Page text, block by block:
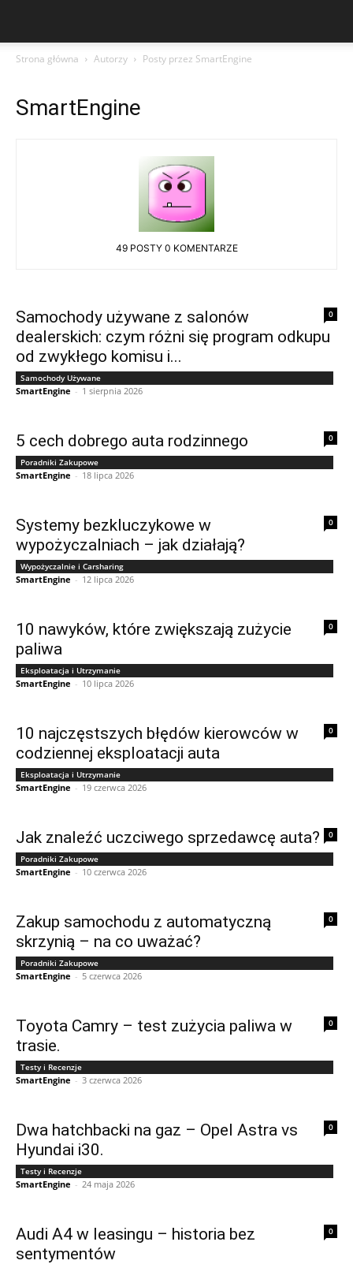
Strona główna Autorzy Posty przez SmartEngine
SmartEngine
49 POSTY 0 KOMENTARZE
0
Samochody używane z salonów
dealerskich: czym różni się program odkupu
od zwykłego komisu i...
Samochody Używane
SmartEngine - 1 sierpnia 2026
0
5 cech dobrego auta rodzinnego
Poradniki Zakupowe
SmartEngine - 18 lipca 2026
0
Systemy bezkluczykowe w
wypożyczalniach – jak działają?
Wypożyczalnie i Carsharing
SmartEngine - 12 lipca 2026
0
10 nawyków, które zwiększają zużycie
paliwa
Eksploatacja i Utrzymanie
SmartEngine - 10 lipca 2026
0
10 najczęstszych błędów kierowców w
codziennej eksploatacji auta
Eksploatacja i Utrzymanie
SmartEngine - 19 czerwca 2026
0
Jak znaleźć uczciwego sprzedawcę auta?
Poradniki Zakupowe
SmartEngine - 10 czerwca 2026
0
Zakup samochodu z automatyczną
skrzynią – na co uważać?
Poradniki Zakupowe
SmartEngine - 5 czerwca 2026
0
Toyota Camry – test zużycia paliwa w
trasie.
Testy i Recenzje
SmartEngine - 3 czerwca 2026
0
Dwa hatchbacki na gaz – Opel Astra vs
Hyundai i30.
Testy i Recenzje
SmartEngine - 24 maja 2026
0
Audi A4 w leasingu – historia bez
sentymentów